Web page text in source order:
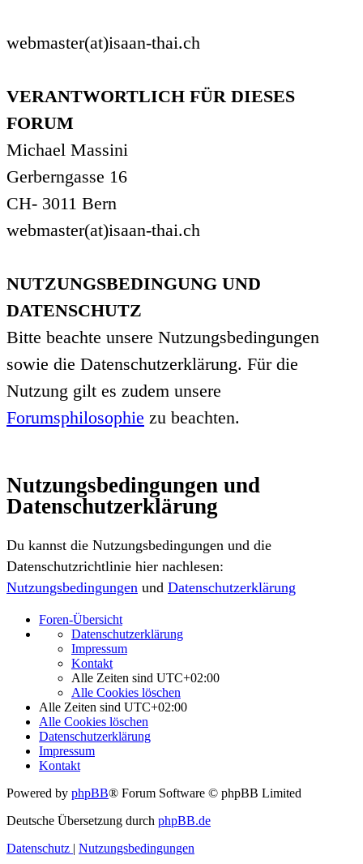
webmaster(at)isaan-thai.ch
VERANTWORTLICH FÜR DIESES
FORUM
Michael Massini
Gerberngasse 16
CH- 3011 Bern
webmaster(at)isaan-thai.ch
NUTZUNGSBEDINGUNG UND
DATENSCHUTZ
Bitte beachte unsere Nutzungsbedingungen
sowie die Datenschutzerklärung. Für die
Nutzung gilt es zudem unsere
Forumsphilosophie zu beachten.
Nutzungsbedingungen und
Datenschutzerklärung
Du kannst die Nutzungsbedingungen und die
Datenschutzrichtlinie hier nachlesen:
Nutzungsbedingungen und Datenschutzerklärung
Foren-Übersicht
Datenschutzerklärung
Impressum
Kontakt
Alle Zeiten sind UTC+02:00
Alle Cookies löschen
Alle Zeiten sind UTC+02:00
Alle Cookies löschen
Datenschutzerklärung
Impressum
Kontakt
Powered by phpBB® Forum Software © phpBB Limited
Deutsche Übersetzung durch phpBB.de
Datenschutz | Nutzungsbedingungen